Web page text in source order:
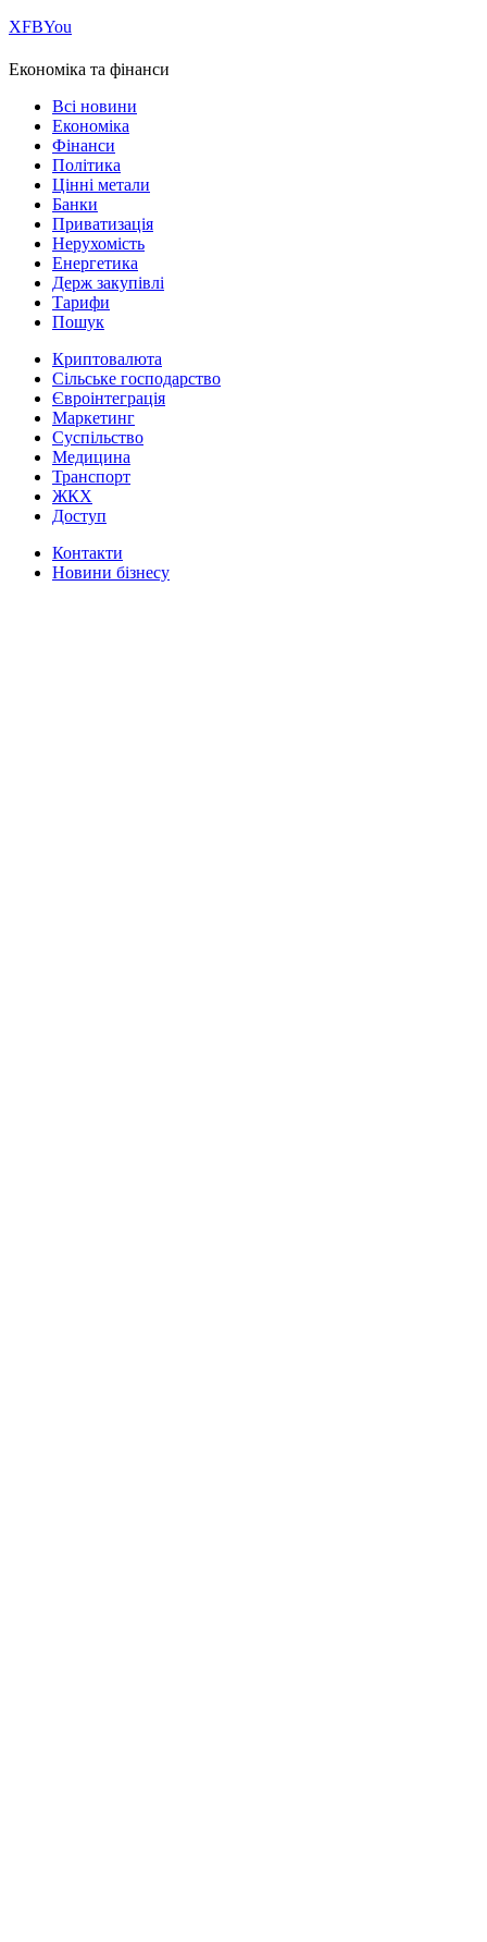
ХFBYou
Економіка та фінанси
Всі новини
Економіка
Фінанси
Політика
Цінні метали
Банки
Приватизація
Нерухомість
Енергетика
Держ закупівлі
Тарифи
Пошук
Криптовалюта
Сільське господарство
Євроінтеграція
Маркетинг
Суспільство
Медицина
Транспорт
ЖКХ
Доступ
Контакти
Новини бізнесу